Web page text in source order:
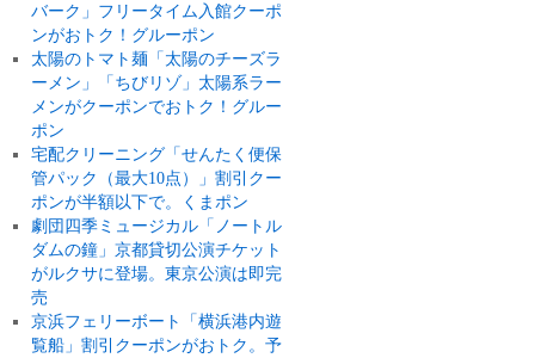
バーク」フリータイム入館クーポ
ンがおトク！グルーポン
太陽のトマト麺「太陽のチーズラ
ーメン」「ちびリゾ」太陽系ラー
メンがクーポンでおトク！グルー
ポン
宅配クリーニング「せんたく便保
管パック（最大10点）」割引クー
ポンが半額以下で。くまポン
劇団四季ミュージカル「ノートル
ダムの鐘」京都貸切公演チケット
がルクサに登場。東京公演は即完
売
京浜フェリーボート「横浜港内遊
覧船」割引クーポンがおトク。予